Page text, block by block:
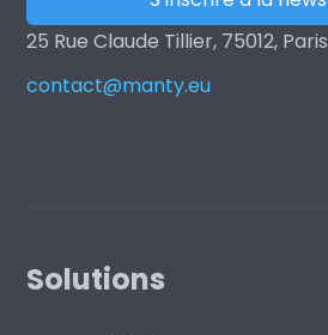
25 Rue Claude Tillier, 75012, Paris
contact@manty.eu
Solutions